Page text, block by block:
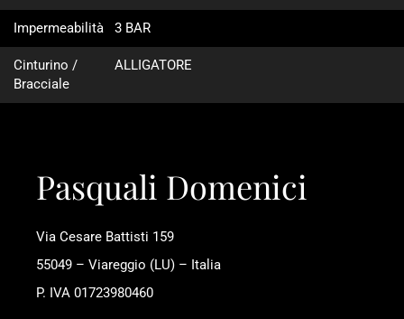
Impermeabilità 3 BAR
Cinturino /
Bracciale
ALLIGATORE
Pasquali Domenici
Via Cesare Battisti 159
55049 – Viareggio (LU) – Italia
P. IVA 01723980460